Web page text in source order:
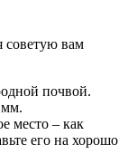
советую вам
почвой.
мм.
место – как
его на хорошо